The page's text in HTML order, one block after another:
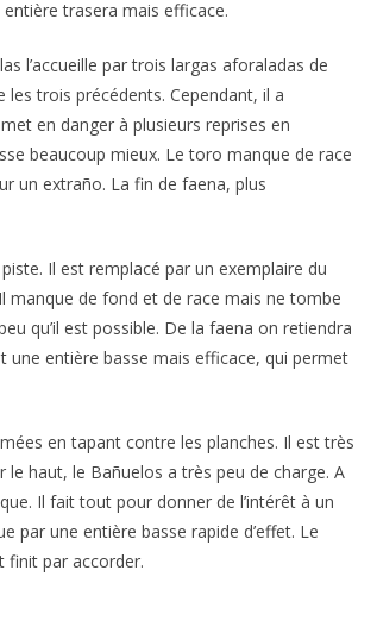
trasera mais efficace.
l’accueille par trois largas aforaladas de
trois précédents. Cependant, il a
en danger à plusieurs reprises en
beaucoup mieux. Le toro manque de race
un extraño. La fin de faena, plus
Il est remplacé par un exemplaire du
manque de fond et de race mais ne tombe
qu’il est possible. De la faena on retiendra
une entière basse mais efficace, qui permet
en tapant contre les planches. Il est très
haut, le Bañuelos a très peu de charge. A
Il fait tout pour donner de l’intérêt à un
par une entière basse rapide d’effet. Le
finit par accorder.